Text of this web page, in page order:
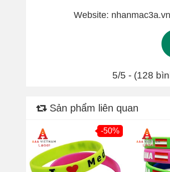
Website:
5/5 - (128
Sản phẩm liên quan
-50%